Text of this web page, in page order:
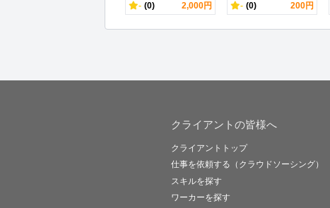
- (0) 2,000円 - (0) 200円
クライアントの皆様へ
クライアントトップ
仕事を依頼する（クラウドソーシング）
スキルを探す
ワーカーを探す